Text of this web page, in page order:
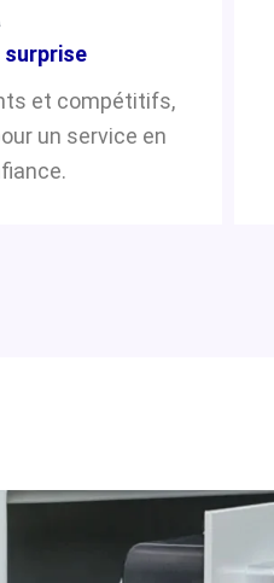
et compétitifs,
un service en